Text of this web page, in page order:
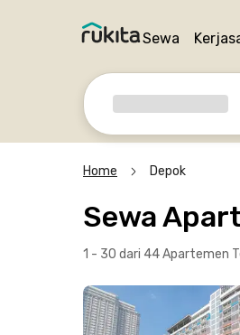
Sewa
Home Depok
Sewa
1 - 30 dari 44 Apartemen